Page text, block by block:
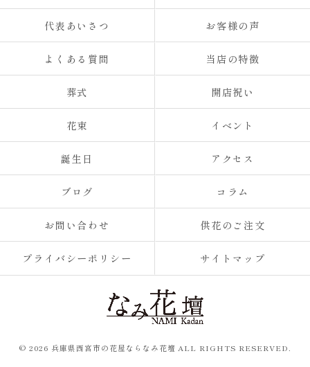
代表あいさつ お客様の声
よくある質問 当店の特徴
葬式 開店祝い
花束 イベント
誕生日 アクセス
ブログ コラム
お問い合わせ 供花のご注文
プライバシーポリシー サイトマップ
© 2026 兵庫県西宮市の花屋ならなみ花壇 ALL RIGHTS RESERVED.